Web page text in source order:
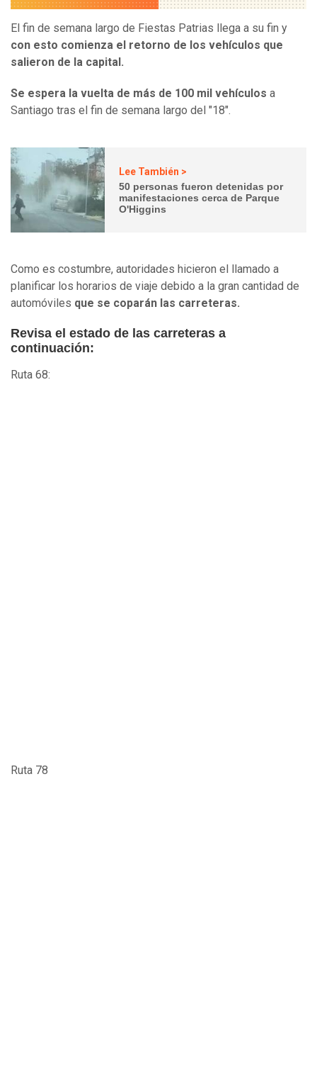
El fin de semana largo de Fiestas Patrias llega a su fin y
con esto comienza el retorno de los vehículos que
salieron de la capital.
Se espera la vuelta de más de 100 mil vehículos a
Santiago tras el fin de semana largo del "18".
Lee También >
50 personas fueron detenidas por
manifestaciones cerca de Parque
O'Higgins
Como es costumbre, autoridades hicieron el llamado a
planificar los horarios de viaje debido a la gran cantidad de
automóviles que se coparán las carreteras.
Revisa el estado de las carreteras a
continuación:
Ruta 68:
Ruta 78